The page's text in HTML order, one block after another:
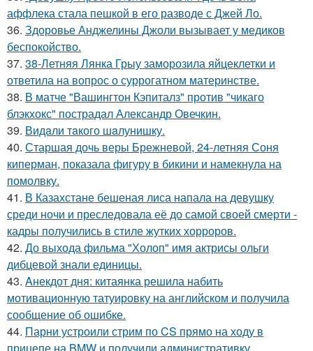
аффлека стала пешкой в его разводе с Джей Ло.
36. Здоровье Анджелины Джоли вызывает у медиков
беспокойство.
37. 38-Летняя Лянка Грыу заморозила яйцеклетки и
ответила на вопрос о суррогатном материнстве.
38. В матче "Вашингтон Кэпиталз" против "чикаго
блэкхокс" пострадал Александр Овечкин.
39. Видaли тaкого шaлунишку.
40. Старшая дочь веры Брежневой, 24-летняя Соня
киперман, показала фигуру в бикини и намекнула на
помолвку.
41. В Казахстане бешеная лиса напала на девушку
среди ночи и преследовала её до самой своей смерти -
кадры получились в стиле жутких хорроров.
42. До выхода фильма "Холоп" имя актрисы ольги
дибцевой знали единицы.
43. Aнекдот дня: китаянка решила набить
мотивационную татуировку на английском и получила
сообщение об ошибке.
44. Парни устроили стрим по CS прямо на ходу в
прицепе на BMW и получили административку.